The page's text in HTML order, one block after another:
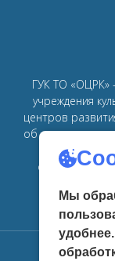
ГУК ТО «ОЦРК»
учреждения
центров
об основных
классах,
объединения
Мы